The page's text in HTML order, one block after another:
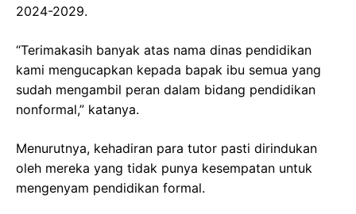
2024-2029.
“Terimakasih banyak atas nama dinas pendidikan
kami mengucapkan kepada bapak ibu semua yang
sudah mengambil peran dalam bidang pendidikan
nonformal,” katanya.
Menurutnya, kehadiran para tutor pasti dirindukan
oleh mereka yang tidak punya kesempatan untuk
mengenyam pendidikan formal.